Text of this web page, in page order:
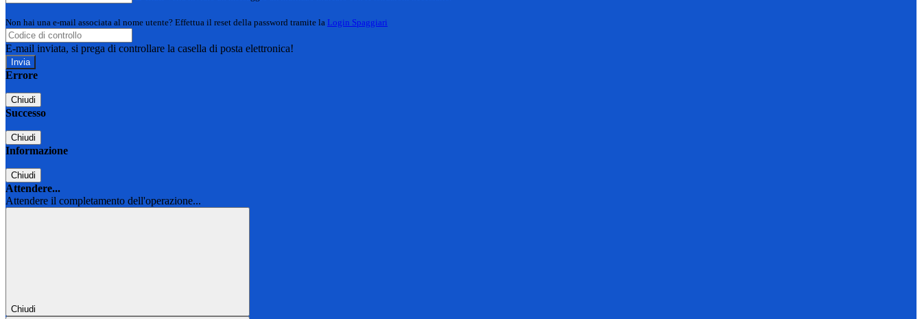
Non hai una e-mail associata al nome utente? Effettua il reset della password tramite la Login Spaggiari
E-mail inviata, si prega di controllare la casella di posta elettronica!
Errore
Chiudi
Successo
Chiudi
Informazione
Chiudi
Attendere...
Attendere il completamento dell'operazione...
Chiudi